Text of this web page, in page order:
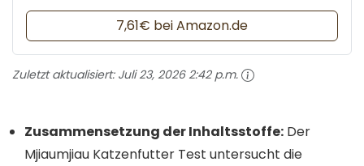
7,61€ bei Amazon.de
Zuletzt aktualisiert: Juli 23, 2026 2:42 p.m.
Zusammensetzung der Inhaltsstoffe: Der
Mjiaumjiau Katzenfutter Test untersucht die